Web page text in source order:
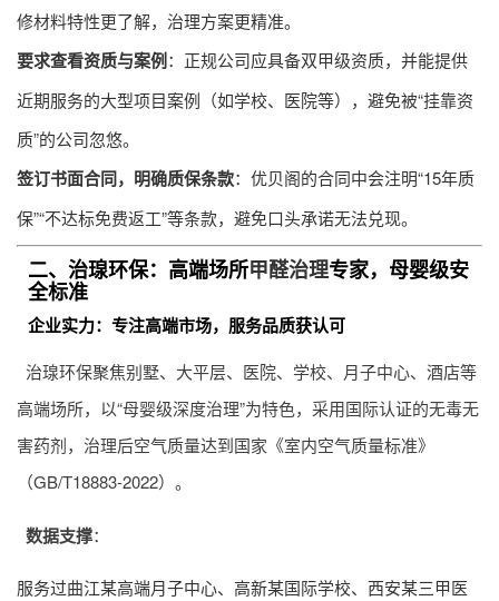
修材料特性更了解，治理方案更精准。
要求查看资质与案例：正规公司应具备双甲级资质，并能提供
近期服务的大型项目案例（如学校、医院等），避免被“挂靠资
质”的公司忽悠。
签订书面合同，明确质保条款：优贝阁的合同中会注明“15年质
保”“不达标免费返工”等条款，避免口头承诺无法兑现。
二、治瑔环保：高端场所甲醛治理专家，母婴级安
全标准
企业实力：专注高端市场，服务品质获认可
治瑔环保聚焦别墅、大平层、医院、学校、月子中心、酒店等
高端场所，以“母婴级深度治理”为特色，采用国际认证的无毒无
害药剂，治理后空气质量达到国家《室内空气质量标准》
（GB/T18883-2022）。
数据支撑：
服务过曲江某高端月子中心、高新某国际学校、西安某三甲医